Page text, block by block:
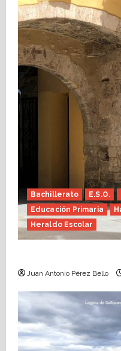
Bachillerato E.S.O.
Educación Primaria
Heraldo Escolar
Juan Antonio Pérez Bello